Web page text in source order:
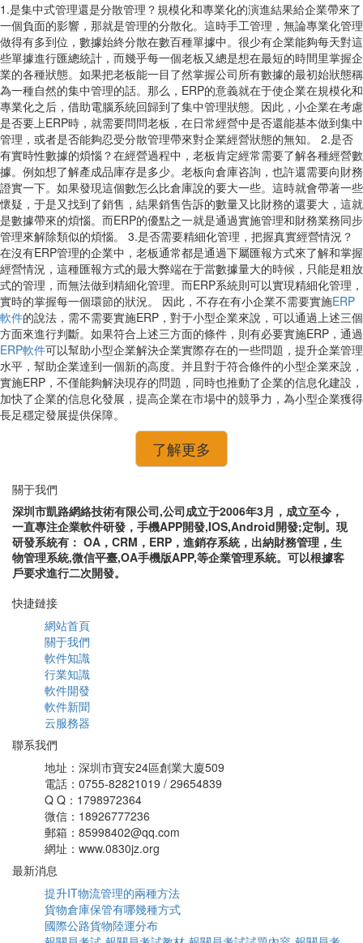
1.是集中式管理還是分散管理？規模化和專業化的演進結果給企業帶來了
一個負面的影響，那就是管理的分散化。這時手工管理，無論專業化管理
做得有多到位，數據始終分散在數百種單據中。很少有企業能夠每天對這
些單據進行匯總統計，而幾乎每一個老板又總是想在最短的時間里掌握企
業的各種狀態。如果把老板能一目了然掌握公司所有數據的最初始狀態稱
為一種自然的集中管理的話。那么，ERP的意義就在于使企業在規模化和
專業化之后，借助電腦系統回歸到了集中管理狀態。因此，小企業在考慮
是否要上ERP時，就需要問問老板，在日常經營中是否還能基本做到集中
管理，或者是否能夠忍受分散管理帶來對企業經營狀態的無知。 2.是否
有實時性數據的煩惱？在經營過程中，老板肯定經常需要了解各種經營數
據。例如想了解產成品庫存是多少。老板向倉庫咨詢，也許還需要向財務
證實一下。如果發現這個數怎么比倉庫說的要大一些。這時就會帶著一些
懷疑，于是又找到了銷售，結果銷售告訴的數量又比財務的還要大，這就
是數據帶來的煩惱。而ERP的優點之一就是通過實施管理和財務業務同步
管理來解除類似的煩惱。 3.是否需要精細化管理，把握真實經營情況？
在沒有ERP管理的企業中，老板通常都是通過下屬匯報方式來了解和掌握
經營情況，這種匯報方式的最大弊端在于當數據量大的時候，只能是粗放
式的管理，而無法做到精細化管理。而ERP系統則可以實現精細化管理，
實時的掌握每一個環節的狀況。 因此，不存在有小企業不需要實施ERP
軟件的說法，需不需要實施ERP，對于小型企業來說，可以通過上述三個
方面來進行判斷。如果符合上述三方面的條件，則有必要實施ERP，通過
ERP軟件可以幫助小型企業解決企業實際存在的一些問題，提升企業管理
水平，幫助企業達到一個新的高度。并且對于符合條件的小型企業來說，
實施ERP，不僅能夠解決現存的問題，同時也推動了企業的信息化建設，
加快了企業的信息化發展，提高企業在市場中的競爭力，為小型企業獲得
長足穩定發展提供保障。
了解更多
關于我們
深圳市凱路網絡技術有限公司,公司成立于2006年3月，成立至今，
一直專注企業軟件研發，手機APP開發,IOS,Android開發;定制。現
研發系統有： OA，CRM，ERP，進銷存系統，出納財務管理，生
物管理系統,微信平臺,OA手機版APP,等企業管理系統。可以根據客
戶要求進行二次開發。
快捷鏈接
網站首頁
關于我們
軟件知識
行業知識
軟件開發
軟件新聞
云服務器
聯系我們
地址：深圳市寶安24區創業大廈509
電話：0755-82821019 / 29654839
Q Q：1798972364
微信：18926777236
郵箱：85998402@qq.com
網址：www.0830jz.org
最新消息
提升IT物流管理的兩種方法
貨物倉庫保管有哪幾種方式
國際公路貨物陸運分布